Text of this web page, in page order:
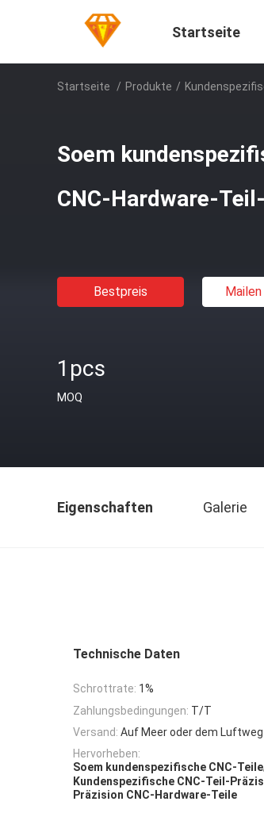
Startseite
Startseite / Produkte /
Soem
CNC-Hardware-
Bestpreis Mailen
1pcs
MOQ
Eigenschaften Galerie
Technische Daten
Schrottrate: 1%
Zahlungsbedingungen: T/T
Versand: Auf Meer oder dem Luftweg
Hervorheben:
Soem kundenspezifische CNC-Teile,
Kundenspezifische CNC-Teil-
Präzision CNC-Hardware-Teile